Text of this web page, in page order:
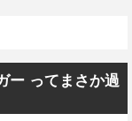
ー ってまさか過